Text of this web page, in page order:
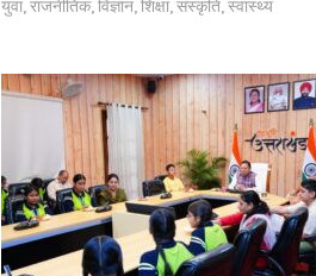
युवा,राजनीतिक,विज्ञान,शिक्षा,संस्कृति,स्वास्थ्य